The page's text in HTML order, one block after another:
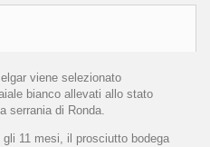
viene selezionato
bianco allevati allo stato
serrania di Ronda.
11 mesi, il prosciutto bodega